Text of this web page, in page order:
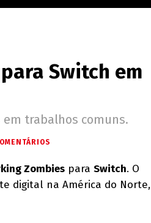
Switch em
trabalhos comuns.
Zombies para Switch. O
digital na América do Norte,